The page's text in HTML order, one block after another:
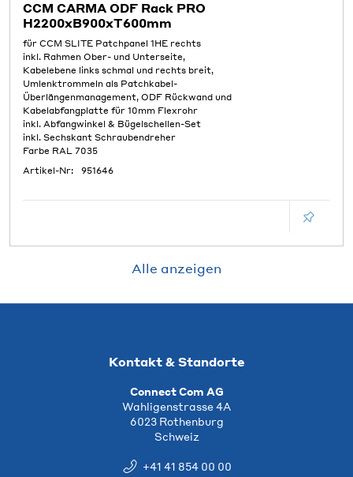
CCM CARMA ODF Rack PRO
H2200xB900xT600mm
für CCM SLITE Patchpanel 1HE rechts
inkl. Rahmen Ober- und Unterseite,
Kabelebene links schmal und rechts breit,
Umlenktrommeln als Patchkabel-
Überlängenmanagement, ODF Rückwand und
Kabelabfangplatte für 10mm Flexrohr
inkl. Abfangwinkel & Bügelschellen-Set
inkl. Sechskant Schraubendreher
Farbe RAL 7035
Artikel-Nr:
951646
Alle anzeigen
Kontakt & Standorte
Connect Com AG
Wahligenstrasse 4A
6023 Rothenburg
Schweiz
+41 41 854 00 00